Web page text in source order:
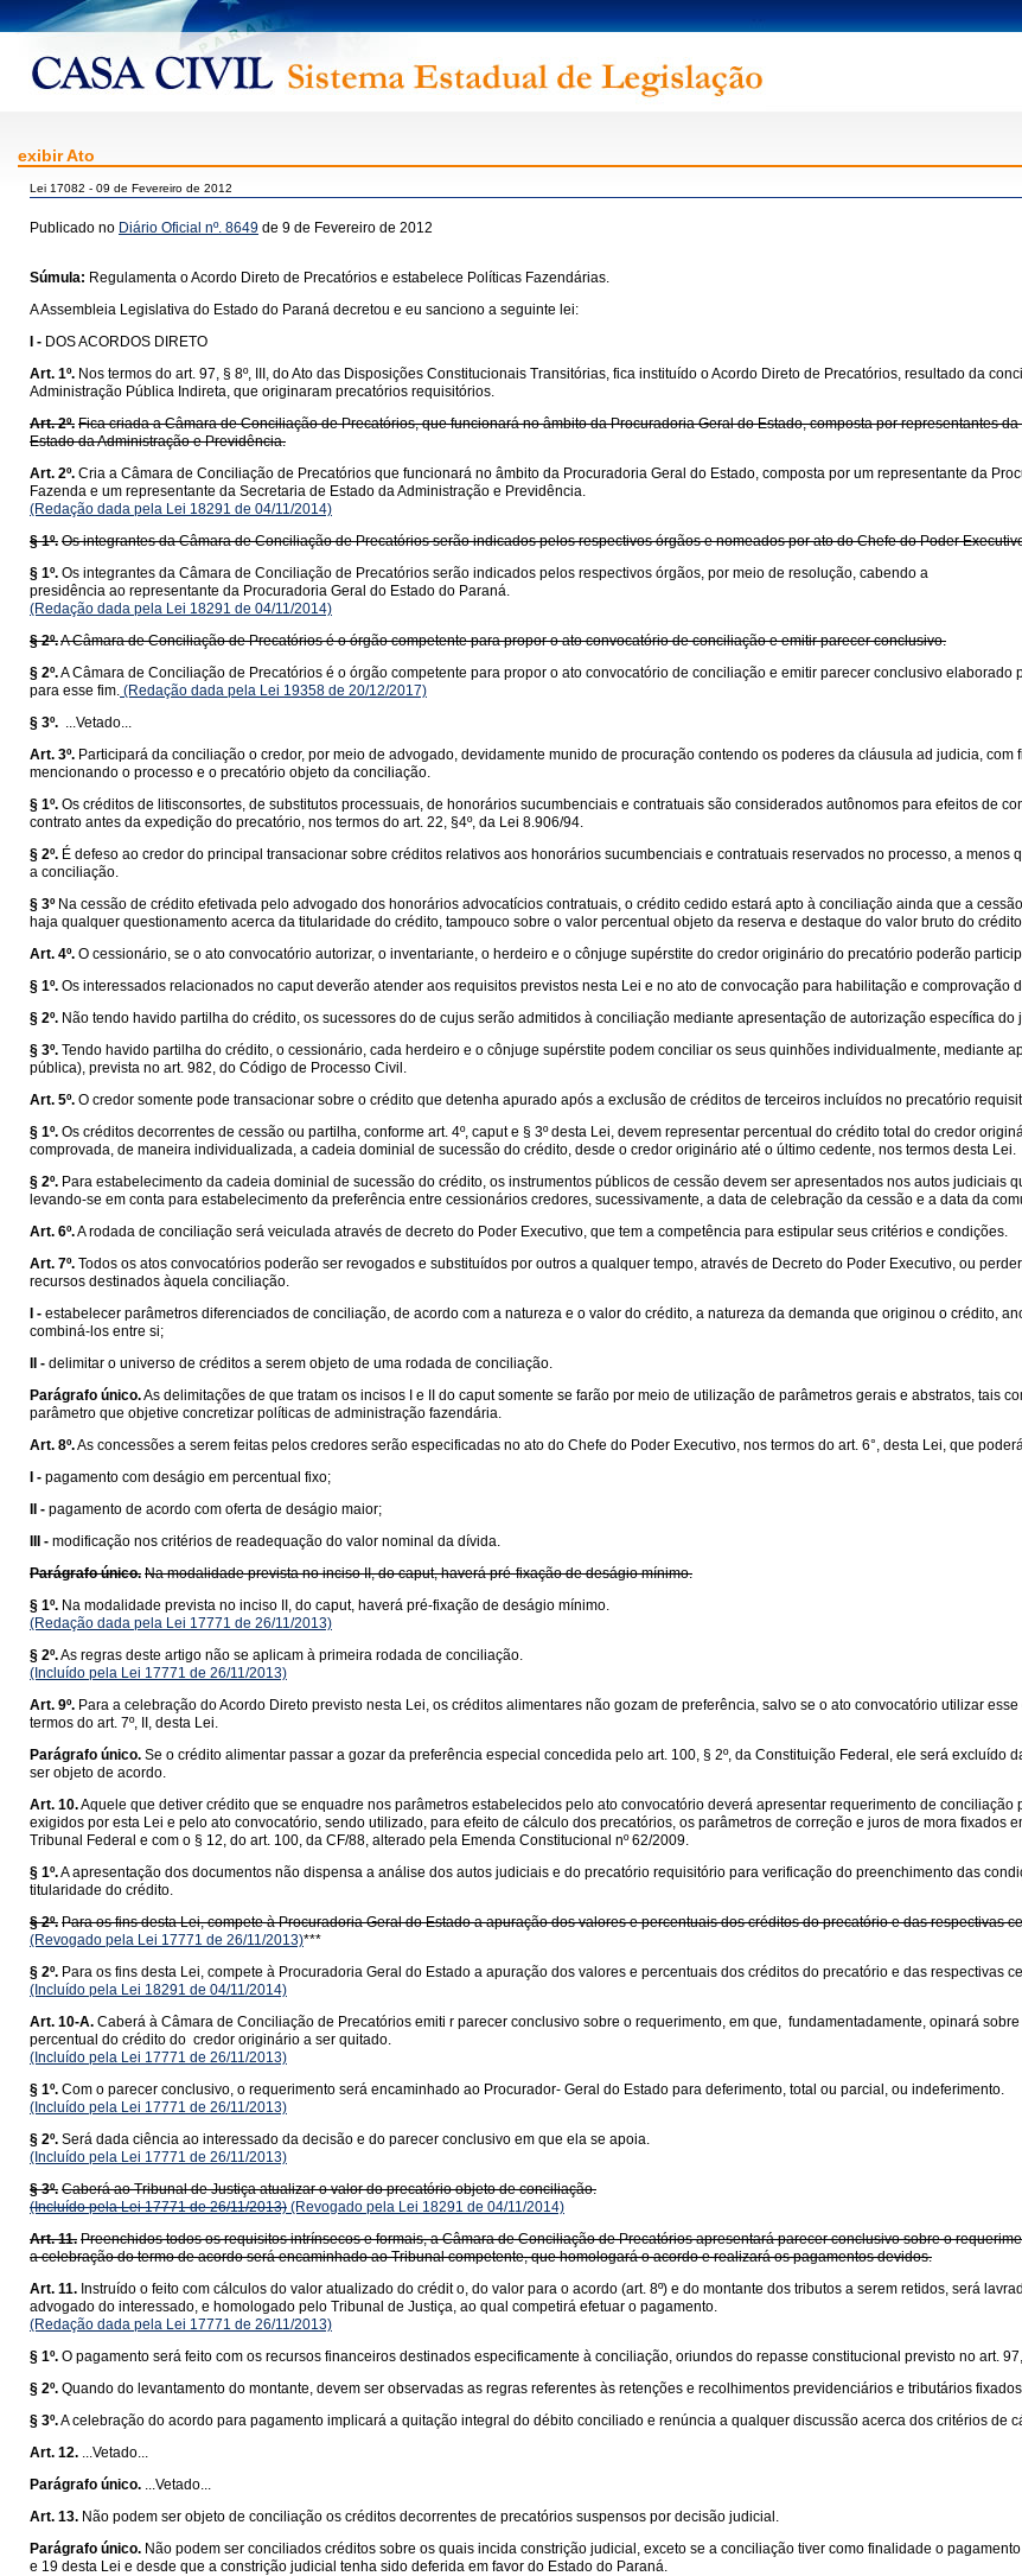
exibir Ato
Lei 17082 - 09 de Fevereiro de 2012
Publicado no Diário Oficial nº. 8649 de 9 de Fevereiro de 2012
Súmula: Regulamenta o Acordo Direto de Precatórios e estabelece Políticas Fazendárias.
A Assembleia Legislativa do Estado do Paraná decretou e eu sanciono a seguinte lei:
I - DOS ACORDOS DIRETO
Art. 1º. Nos termos do art. 97, § 8º, III, do Ato das Disposições Constitucionais Transitórias, fica instituído o Acordo Direto de Precatórios, resultado da
Administração Pública Indireta, que originaram precatórios requisitórios.
Art. 2º. Fica criada a Câmara de Conciliação de Precatórios, que funcionará no âmbito da Procuradoria Geral do Estado, composta por representantes
Estado da Administração e Previdência.
Art. 2º. Cria a Câmara de Conciliação de Precatórios que funcionará no âmbito da Procuradoria Geral do Estado, composta por um representante da
Fazenda e um representante da Secretaria de Estado da Administração e Previdência.
(Redação dada pela Lei 18291 de 04/11/2014)
§ 1º. Os integrantes da Câmara de Conciliação de Precatórios serão indicados pelos respectivos órgãos e nomeados por ato do Chefe do Poder
§ 1º. Os integrantes da Câmara de Conciliação de Precatórios serão indicados pelos respectivos órgãos, por meio de resolução, cabendo a
presidência ao representante da Procuradoria Geral do Estado do Paraná.
(Redação dada pela Lei 18291 de 04/11/2014)
§ 2º.A Câmara de Conciliação de Precatórios é o órgão competente para propor o ato convocatório de conciliação e emitir parecer conclusivo.
§ 2º.A Câmara de Conciliação de Precatórios é o órgão competente para propor o ato convocatório de conciliação e emitir parecer conclusivo
para esse fim. (Redação dada pela Lei 19358 de 20/12/2017)
§ 3º. ...Vetado...
Art. 3º. Participará da conciliação o credor, por meio de advogado, devidamente munido de procuração contendo os poderes da cláusula ad judicia,
mencionando o processo e o precatório objeto da conciliação.
§ 1º. Os créditos de litisconsortes, de substitutos processuais, de honorários sucumbenciais e contratuais são considerados autônomos para efeitos de
contrato antes da expedição do precatório, nos termos do art. 22, §4º, da Lei 8.906/94.
§ 2º. É defeso ao credor do principal transacionar sobre créditos relativos aos honorários sucumbenciais e contratuais reservados no processo, a
a conciliação.
§ 3º Na cessão de crédito efetivada pelo advogado dos honorários advocatícios contratuais, o crédito cedido estará apto à conciliação ainda que a
haja qualquer questionamento acerca da titularidade do crédito, tampouco sobre o valor percentual objeto da reserva e destaque do valor bruto do
Art. 4º. O cessionário, se o ato convocatório autorizar, o inventariante, o herdeiro e o cônjuge supérstite do credor originário do precatório poderão
§ 1º. Os interessados relacionados no caput deverão atender aos requisitos previstos nesta Lei e no ato de convocação para habilitação e comprovação
§ 2º. Não tendo havido partilha do crédito, os sucessores do de cujus serão admitidos à conciliação mediante apresentação de autorização específica
§ 3º. Tendo havido partilha do crédito, o cessionário, cada herdeiro e o cônjuge supérstite podem conciliar os seus quinhões individualmente, mediante
pública), prevista no art. 982, do Código de Processo Civil.
Art. 5º. O credor somente pode transacionar sobre o crédito que detenha apurado após a exclusão de créditos de terceiros incluídos no precatório
§ 1º. Os créditos decorrentes de cessão ou partilha, conforme art. 4º, caput e § 3º desta Lei, devem representar percentual do crédito total do credor
comprovada, de maneira individualizada, a cadeia dominial de sucessão do crédito, desde o credor originário até o último cedente, nos termos desta Lei.
§ 2º. Para estabelecimento da cadeia dominial de sucessão do crédito, os instrumentos públicos de cessão devem ser apresentados nos autos
levando-se em conta para estabelecimento da preferência entre cessionários credores, sucessivamente, a data de celebração da cessão e a data da
Art. 6º.A rodada de conciliação será veiculada através de decreto do Poder Executivo, que tem a competência para estipular seus critérios e condições.
Art. 7º. Todos os atos convocatórios poderão ser revogados e substituídos por outros a qualquer tempo, através de Decreto do Poder Executivo, ou
recursos destinados àquela conciliação.
I - estabelecer parâmetros diferenciados de conciliação, de acordo com a natureza e o valor do crédito, a natureza da demanda que originou o crédito,
combiná-los entre si;
II - delimitar o universo de créditos a serem objeto de uma rodada de conciliação.
Parágrafo único.As delimitações de que tratam os incisos I e II do caput somente se farão por meio de utilização de parâmetros gerais e abstratos, tais
parâmetro que objetive concretizar políticas de administração fazendária.
Art. 8º.As concessões a serem feitas pelos credores serão especificadas no ato do Chefe do Poder Executivo, nos termos do art. 6°, desta Lei, que
I - pagamento com deságio em percentual fixo;
II - pagamento de acordo com oferta de deságio maior;
III - modificação nos critérios de readequação do valor nominal da dívida.
Parágrafo único. Na modalidade prevista no inciso II, do caput, haverá pré-fixação de deságio mínimo.
§ 1º. Na modalidade prevista no inciso II, do caput, haverá pré-fixação de deságio mínimo.
(Redação dada pela Lei 17771 de 26/11/2013)
§ 2º.As regras deste artigo não se aplicam à primeira rodada de conciliação.
(Incluído pela Lei 17771 de 26/11/2013)
Art. 9º. Para a celebração do Acordo Direto previsto nesta Lei, os créditos alimentares não gozam de preferência, salvo se o ato convocatório utilizar
termos do art. 7º, II, desta Lei.
Parágrafo único. Se o crédito alimentar passar a gozar da preferência especial concedida pelo art. 100, § 2º, da Constituição Federal, ele será
ser objeto de acordo.
Art. 10.Aquele que detiver crédito que se enquadre nos parâmetros estabelecidos pelo ato convocatório deverá apresentar requerimento de
exigidos por esta Lei e pelo ato convocatório, sendo utilizado, para efeito de cálculo dos precatórios, os parâmetros de correção e juros de mora fixados
Tribunal Federal e com o § 12, do art. 100, da CF/88, alterado pela Emenda Constitucional nº 62/2009.
§ 1º.A apresentação dos documentos não dispensa a análise dos autos judiciais e do precatório requisitório para verificação do preenchimento das
titularidade do crédito.
§ 2º. Para os fins desta Lei, compete à Procuradoria Geral do Estado a apuração dos valores e percentuais dos créditos do precatório e das respectivas
(Revogado pela Lei 17771 de 26/11/2013)***
§ 2º. Para os fins desta Lei, compete à Procuradoria Geral do Estado a apuração dos valores e percentuais dos créditos do precatório e das respectivas
(Incluído pela Lei 18291 de 04/11/2014)
Art. 10-A. Caberá à Câmara de Conciliação de Precatórios emiti r parecer conclusivo sobre o requerimento, em que, fundamentadamente, opinará
percentual do crédito do credor originário a ser quitado.
(Incluído pela Lei 17771 de 26/11/2013)
§ 1º. Com o parecer conclusivo, o requerimento será encaminhado ao Procurador- Geral do Estado para deferimento, total ou parcial, ou indeferimento.
(Incluído pela Lei 17771 de 26/11/2013)
§ 2º. Será dada ciência ao interessado da decisão e do parecer conclusivo em que ela se apoia.
(Incluído pela Lei 17771 de 26/11/2013)
§ 3º. Caberá ao Tribunal de Justiça atualizar o valor do precatório objeto de conciliação.
(Incluído pela Lei 17771 de 26/11/2013) (Revogado pela Lei 18291 de 04/11/2014)
Art. 11. Preenchidos todos os requisitos intrínsecos e formais, a Câmara de Conciliação de Precatórios apresentará parecer conclusivo sobre o
a celebração do termo de acordo será encaminhado ao Tribunal competente, que homologará o acordo e realizará os pagamentos devidos.
Art. 11. Instruído o feito com cálculos do valor atualizado do crédit o, do valor para o acordo (art. 8º) e do montante dos tributos a serem retidos, será
advogado do interessado, e homologado pelo Tribunal de Justiça, ao qual competirá efetuar o pagamento.
(Redação dada pela Lei 17771 de 26/11/2013)
§ 1º. O pagamento será feito com os recursos financeiros destinados especificamente à conciliação, oriundos do repasse constitucional previsto no art.
§ 2º. Quando do levantamento do montante, devem ser observadas as regras referentes às retenções e recolhimentos previdenciários e tributários
§ 3º.A celebração do acordo para pagamento implicará a quitação integral do débito conciliado e renúncia a qualquer discussão acerca dos critérios de
Art. 12. ...Vetado...
Parágrafo único. ...Vetado...
Art. 13. Não podem ser objeto de conciliação os créditos decorrentes de precatórios suspensos por decisão judicial.
Parágrafo único. Não podem ser conciliados créditos sobre os quais incida constrição judicial, exceto se a conciliação tiver como finalidade o
e 19 desta Lei e desde que a constrição judicial tenha sido deferida em favor do Estado do Paraná.